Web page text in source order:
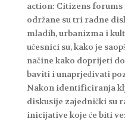
action: Citizens
održane su tri radne
mladih, urbanizma i
učesnici su, kako je
načine kako doprijeti
baviti i unaprjeđivati
Nakon identificiranja
diskusije zajednički su
inicijative koje će biti